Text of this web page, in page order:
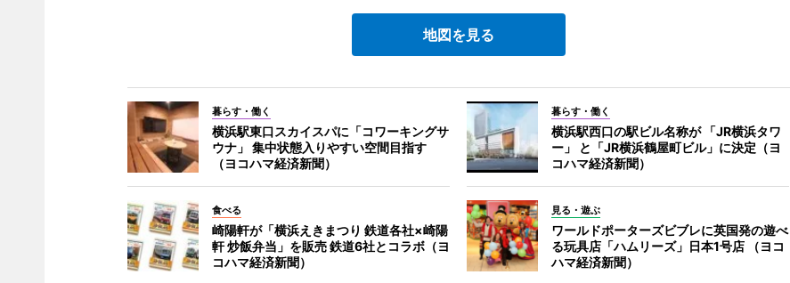
地図を見る
暮らす・働く
横浜駅東口スカイスパに「コワーキングサ
ウナ」 集中状態入りやすい空間目指す
（ヨコハマ経済新聞）
暮らす・働く
横浜駅西口の駅ビル名称が 「JR横浜タワ
ー」 と「JR横浜鶴屋町ビル」に決定（ヨ
コハマ経済新聞）
食べる
崎陽軒が「横浜えきまつり 鉄道各社×崎陽
軒 炒飯弁当」を販売 鉄道6社とコラボ（ヨ
コハマ経済新聞）
見る・遊ぶ
ワールドポーターズビブレに英国発の遊べ
る玩具店「ハムリーズ」日本1号店 （ヨコ
ハマ経済新聞）